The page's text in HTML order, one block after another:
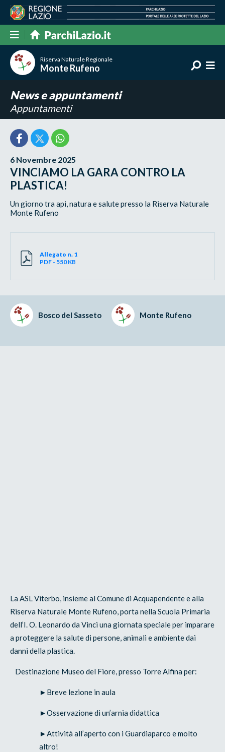
Riserva Naturale Regionale
Monte Rufeno
News e appuntamenti
Appuntamenti
6 Novembre 2025
VINCIAMO LA GARA CONTRO LA
PLASTICA!
Un giorno tra api, natura e salute presso la Riserva Naturale
Monte Rufeno
Allegato n. 1
PDF - 550 KB
Bosco del Sasseto Monte Rufeno
La ASL Viterbo, insieme al Comune di Acquapendente e alla
Riserva Naturale Monte Rufeno, porta nella Scuola Primaria
dell’I. O. Leonardo da Vinci una giornata speciale per imparare
a proteggere la salute di persone, animali e ambiente dai
danni della plastica.
Destinazione Museo del Fiore, presso Torre Alfina per:
►Breve lezione in aula
►Osservazione di un’arnia didattica
►Attività all’aperto con i Guardiaparco e molto
altro!